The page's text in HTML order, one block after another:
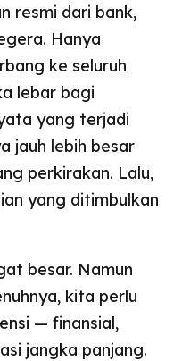
resmi dari bank,
Hanya
ke seluruh
lebar bagi
yang terjadi
jauh lebih besar
perkirakan. Lalu,
yang ditimbulkan
besar. Namun
kita perlu
— finansial,
jangka panjang.